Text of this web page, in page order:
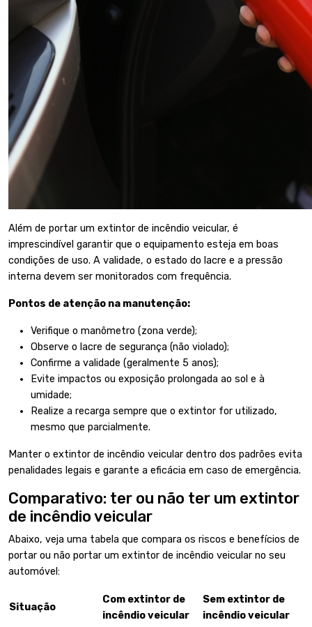
Além de portar um extintor de incêndio veicular, é
imprescindível garantir que o equipamento esteja em boas
condições de uso. A validade, o estado do lacre e a pressão
interna devem ser monitorados com frequência.
Pontos de atenção na manutenção:
Verifique o manômetro (zona verde);
Observe o lacre de segurança (não violado);
Confirme a validade (geralmente 5 anos);
Evite impactos ou exposição prolongada ao sol e à
umidade;
Realize a recarga sempre que o extintor for utilizado,
mesmo que parcialmente.
Manter o extintor de incêndio veicular dentro dos padrões evita
penalidades legais e garante a eficácia em caso de emergência.
Comparativo: ter ou não ter um extintor
de incêndio veicular
Abaixo, veja uma tabela que compara os riscos e benefícios de
portar ou não portar um extintor de incêndio veicular no seu
automóvel:
Situação
Com extintor de
incêndio veicular
Sem extintor de
incêndio veicular